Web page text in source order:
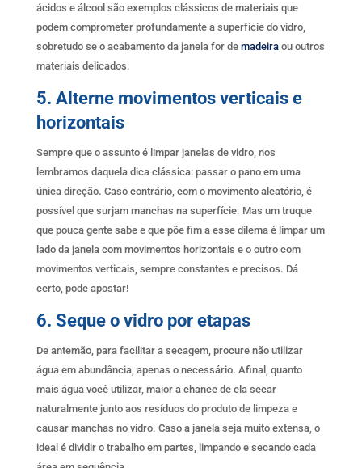
ácidos e álcool são exemplos clássicos de materiais que
podem comprometer profundamente a superfície do vidro,
sobretudo se o acabamento da janela for de madeiraou outros
materiais delicados.
5. Alterne movimentos verticais e
horizontais
Sempre que o assunto é limpar janelas de vidro, nos
lembramos daquela dica clássica: passar o pano em uma
única direção. Caso contrário, com o movimento aleatório, é
possível que surjam manchas na superfície. Mas um truque
que pouca gente sabe e que põe fim a esse dilema é limpar um
lado da janela com movimentos horizontais e o outro com
movimentos verticais, sempre constantes e precisos. Dá
certo, pode apostar!
6. Seque o vidro por etapas
De antemão, para facilitar a secagem, procure não utilizar
água em abundância, apenas o necessário. Afinal, quanto
mais água você utilizar, maior a chance de ela secar
naturalmente junto aos resíduos do produto de limpeza e
causar manchas no vidro. Caso a janela seja muito extensa, o
ideal é dividir o trabalho em partes, limpando e secando cada